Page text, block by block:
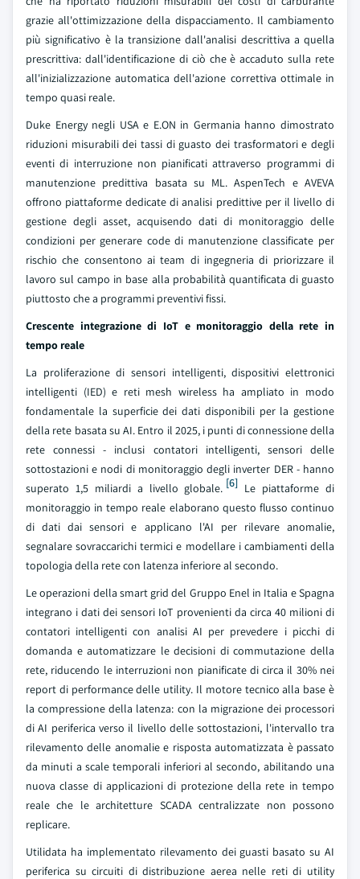
grazie all'ottimizzazione della dispacciamento. Il cambiamento
più significativo è la transizione dall'analisi descrittiva a quella
prescrittiva: dall'identificazione di ciò che è accaduto sulla rete
all'inizializzazione automatica dell'azione correttiva ottimale in
tempo quasi reale.
Duke Energy negli USA e E.ON in Germania hanno dimostrato
riduzioni misurabili dei tassi di guasto dei trasformatori e degli
eventi di interruzione non pianificati attraverso programmi di
manutenzione predittiva basata su ML. AspenTech e AVEVA
offrono piattaforme dedicate di analisi predittive per il livello di
gestione degli asset, acquisendo dati di monitoraggio delle
condizioni per generare code di manutenzione classificate per
rischio che consentono ai team di ingegneria di priorizzare il
lavoro sul campo in base alla probabilità quantificata di guasto
piuttosto che a programmi preventivi fissi.
Crescente integrazione di IoT e monitoraggio della rete in
tempo reale
La proliferazione di sensori intelligenti, dispositivi elettronici
intelligenti (IED) e reti mesh wireless ha ampliato in modo
fondamentale la superficie dei dati disponibili per la gestione
della rete basata su AI. Entro il 2025, i punti di connessione della
rete connessi - inclusi contatori intelligenti, sensori delle
sottostazioni e nodi di monitoraggio degli inverter DER - hanno
superato 1,5 miliardi a livello globale. [6] Le piattaforme di
monitoraggio in tempo reale elaborano questo flusso continuo
di dati dai sensori e applicano l'AI per rilevare anomalie,
segnalare sovraccarichi termici e modellare i cambiamenti della
topologia della rete con latenza inferiore al secondo.
Le operazioni della smart grid del Gruppo Enel in Italia e Spagna
integrano i dati dei sensori IoT provenienti da circa 40 milioni di
contatori intelligenti con analisi AI per prevedere i picchi di
domanda e automatizzare le decisioni di commutazione della
rete, riducendo le interruzioni non pianificate di circa il 30% nei
report di performance delle utility. Il motore tecnico alla base è
la compressione della latenza: con la migrazione dei processori
di AI periferica verso il livello delle sottostazioni, l'intervallo tra
rilevamento delle anomalie e risposta automatizzata è passato
da minuti a scale temporali inferiori al secondo, abilitando una
nuova classe di applicazioni di protezione della rete in tempo
reale che le architetture SCADA centralizzate non possono
replicare.
Utilidata ha implementato rilevamento dei guasti basato su AI
periferica su circuiti di distribuzione aerea nelle reti di utility